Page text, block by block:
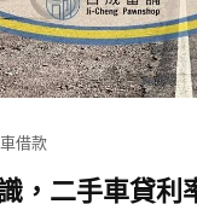
借款
，二手車貸利